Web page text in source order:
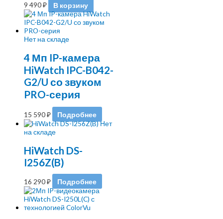
9 490₽ В корзину
Нет на складе
4 Мп IP-камера
HiWatch IPC-B042-
G2/U со звуком
PRO-серия
15 590₽
Подробнее
Нет
на складе
HiWatch DS-
I256Z(B)
16 290₽ Подробнее